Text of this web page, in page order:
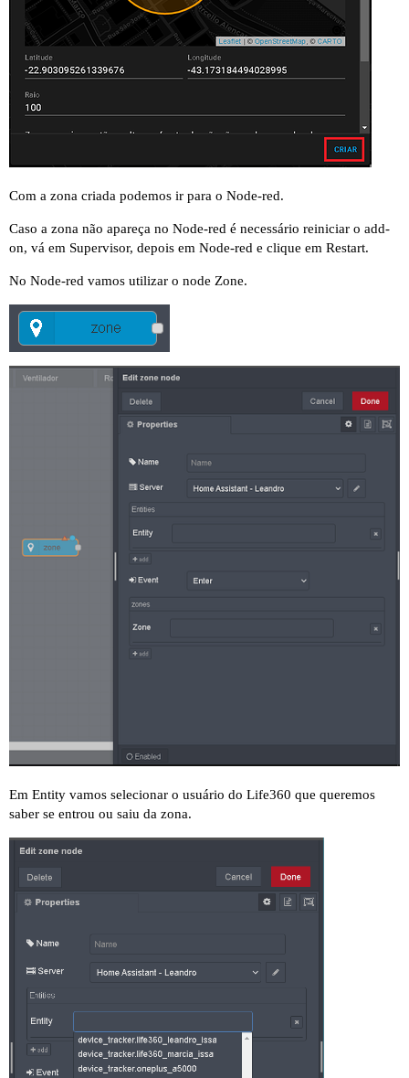
Com a zona criada podemos ir para o Node-red.
Caso a zona não apareça no Node-red é necessário reiniciar o add-
on, vá em Supervisor, depois em Node-red e clique em Restart.
No Node-red vamos utilizar o node Zone.
Em Entity vamos selecionar o usuário do Life360 que queremos
saber se entrou ou saiu da zona.